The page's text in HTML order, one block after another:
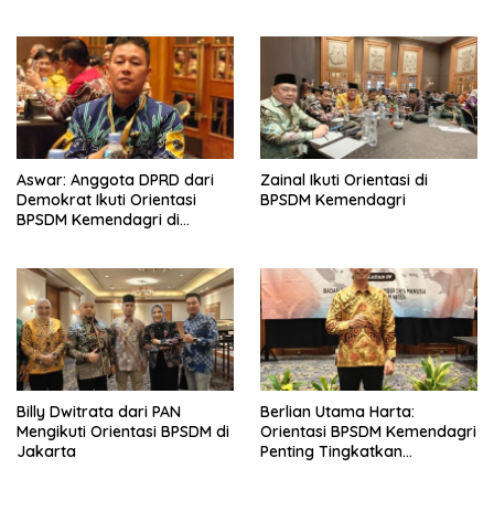
Anak Diamankan
Aswar: Anggota DPRD dari
Demokrat Ikuti Orientasi
BPSDM Kemendagri di
Zainal Ikuti Orientasi di
BPSDM Kemendagri
Billy Dwitrata dari PAN
Mengikuti Orientasi BPSDM di
Jakarta
Berlian Utama Harta:
Orientasi BPSDM Kemendagri
Penting Tingkatkan